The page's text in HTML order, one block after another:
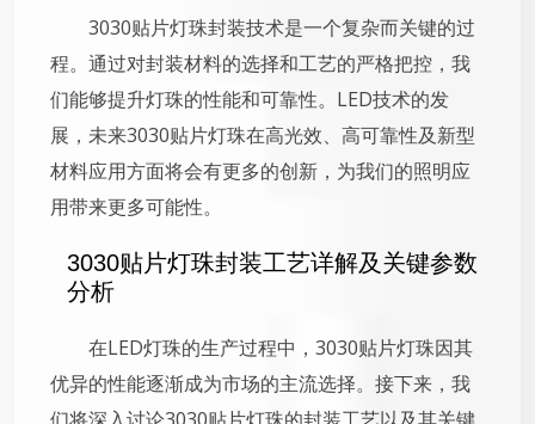
3030贴片灯珠封装技术是一个复杂而关键的过
程。通过对封装材料的选择和工艺的严格把控，我
们能够提升灯珠的性能和可靠性。LED技术的发
展，未来3030贴片灯珠在高光效、高可靠性及新型
材料应用方面将会有更多的创新，为我们的照明应
用带来更多可能性。
3030贴片灯珠封装工艺详解及关键参数
分析
在LED灯珠的生产过程中，3030贴片灯珠因其
优异的性能逐渐成为市场的主流选择。接下来，我